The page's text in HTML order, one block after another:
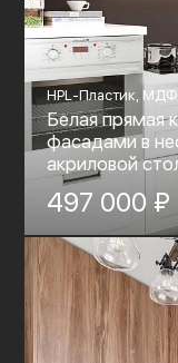
HPL-Пластик,
Белая прямая
фасадами в
акриловой
497 000 ₽